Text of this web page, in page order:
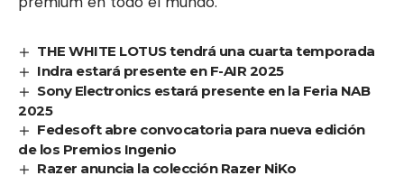
THE WHITE LOTUS tendrá una cuarta temporada
Indra estará presente en F-AIR 2025
Sony Electronics estará presente en la Feria NAB
2025
Fedesoft abre convocatoria para nueva edición
de los Premios Ingenio
Razer anuncia la colección Razer NiKo